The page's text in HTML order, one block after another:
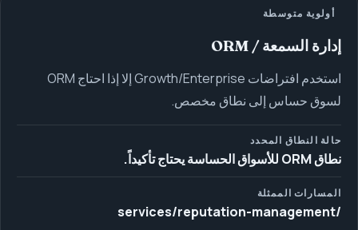
أولوية متوسطة
إدارة السمعة / ORM
استخدم افتراضات Growth/Enterprise إلا إذا احتاج ORM
لسوق حساس إلى نطاق مخصص.
حالة النطاق المحدد
نطاق ORM للأسواق الحساسة يحتاج تأكيداً.
المسارات الممثلة
/services/reputation-management